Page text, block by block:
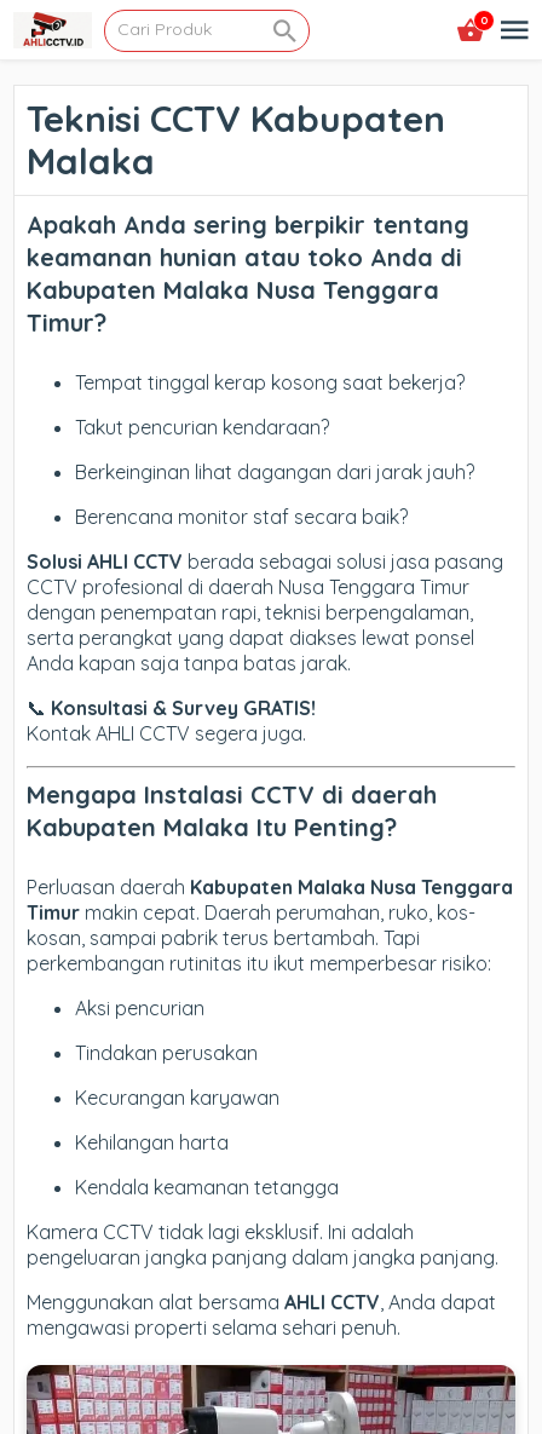
0
Teknisi CCTV Kabupaten
Malaka
Apakah Anda sering berpikir tentang
keamanan hunian atau toko Anda di
Kabupaten Malaka Nusa Tenggara
Timur?
Tempat tinggal kerap kosong saat bekerja?
Takut pencurian kendaraan?
Berkeinginan lihat dagangan dari jarak jauh?
Berencana monitor staf secara baik?
Solusi AHLI CCTV berada sebagai solusi jasa pasang
CCTV profesional di daerah Nusa Tenggara Timur
dengan penempatan rapi, teknisi berpengalaman,
serta perangkat yang dapat diakses lewat ponsel
Anda kapan saja tanpa batas jarak.
📞 Konsultasi & Survey GRATIS!
Kontak AHLI CCTV segera juga.
Mengapa Instalasi CCTV di daerah
Kabupaten Malaka Itu Penting?
Perluasan daerah Kabupaten Malaka Nusa Tenggara
Timur makin cepat. Daerah perumahan, ruko, kos-
kosan, sampai pabrik terus bertambah. Tapi
perkembangan rutinitas itu ikut memperbesar risiko:
Aksi pencurian
Tindakan perusakan
Kecurangan karyawan
Kehilangan harta
Kendala keamanan tetangga
Kamera CCTV tidak lagi eksklusif. Ini adalah
pengeluaran jangka panjang dalam jangka panjang.
Menggunakan alat bersamaAHLI CCTV, Anda dapat
mengawasi properti selama sehari penuh.